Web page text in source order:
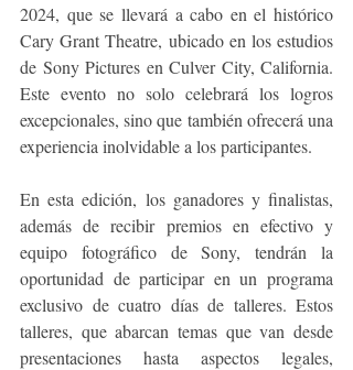
2024, que se llevará a cabo en el histórico
Cary Grant Theatre, ubicado en los estudios
de Sony Pictures en Culver City, California.
Este evento no solo celebrará los logros
excepcionales, sino que también ofrecerá una
experiencia inolvidable a los participantes.
En esta edición, los ganadores y finalistas,
además de recibir premios en efectivo y
equipo fotográfico de Sony, tendrán la
oportunidad de participar en un programa
exclusivo de cuatro días de talleres. Estos
talleres, que abarcan temas que van desde
presentaciones hasta aspectos legales,